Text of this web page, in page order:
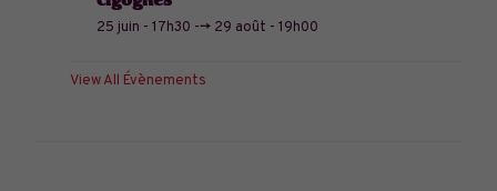
25 juin - 17h30 --> 29 août - 19h00
View All Évènements